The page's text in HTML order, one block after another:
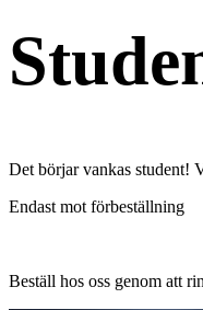
Det börjar vankas student!
Endast mot förbeställning
Beställ hos oss genom att